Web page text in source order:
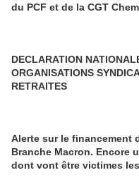
du PCF et de la CGT
DECLARATION
ORGANISATIONS
RETRAITES
Alerte sur le financement
Branche Macron. Encore
dont vont être victimes